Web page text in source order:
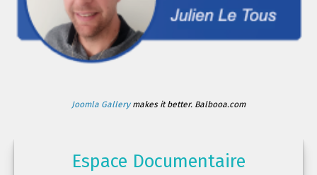
Joomla Gallerymakes it better. Balbooa.com
Espace Documentaire